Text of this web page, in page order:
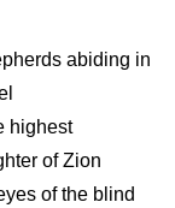
abiding in
highest
of Zion
of the blind